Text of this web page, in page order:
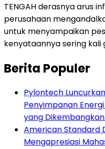
TENGAH derasnya arus
perusahaan
untuk menyampaikan
kenyataannya sering kali
Berita Populer
Pylontech
Penyimpanan
yang
American Standard
Mengapresiasi